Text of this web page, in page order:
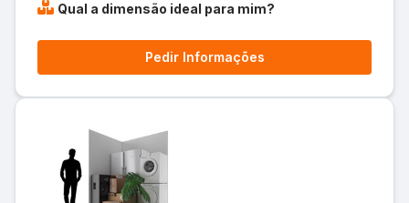
Qual a dimensão ideal para mim?
Pedir Informações